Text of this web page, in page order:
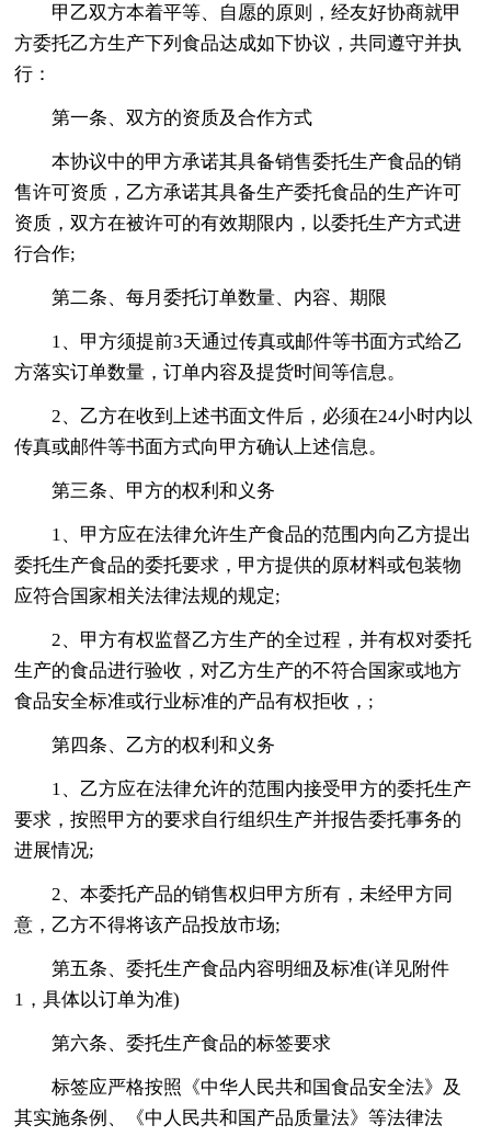
甲乙双方本着平等、自愿的原则，经友好协商就甲
方委托乙方生产下列食品达成如下协议，共同遵守并执
行：
第一条、双方的资质及合作方式
本协议中的甲方承诺其具备销售委托生产食品的销
售许可资质，乙方承诺其具备生产委托食品的生产许可
资质，双方在被许可的有效期限内，以委托生产方式进
行合作;
第二条、每月委托订单数量、内容、期限
1、甲方须提前3天通过传真或邮件等书面方式给乙
方落实订单数量，订单内容及提货时间等信息。
2、乙方在收到上述书面文件后，必须在24小时内以
传真或邮件等书面方式向甲方确认上述信息。
第三条、甲方的权利和义务
1、甲方应在法律允许生产食品的范围内向乙方提出
委托生产食品的委托要求，甲方提供的原材料或包装物
应符合国家相关法律法规的规定;
2、甲方有权监督乙方生产的全过程，并有权对委托
生产的食品进行验收，对乙方生产的不符合国家或地方
食品安全标准或行业标准的产品有权拒收，;
第四条、乙方的权利和义务
1、乙方应在法律允许的范围内接受甲方的委托生产
要求，按照甲方的要求自行组织生产并报告委托事务的
进展情况;
2、本委托产品的销售权归甲方所有，未经甲方同
意，乙方不得将该产品投放市场;
第五条、委托生产食品内容明细及标准(详见附件
1，具体以订单为准)
第六条、委托生产食品的标签要求
标签应严格按照《中华人民共和国食品安全法》及
其实施条例、《中人民共和国产品质量法》等法律法